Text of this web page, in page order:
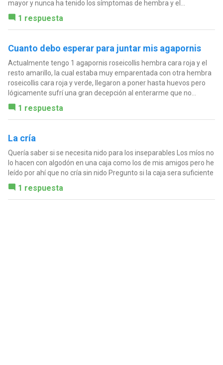
mayor y nunca ha tenido los símptomas de hembra y el...
1 respuesta
Cuanto debo esperar para juntar mis agapornis
Actualmente tengo 1 agapornis roseicollis hembra cara roja y el
resto amarillo, la cual estaba muy emparentada con otra hembra
roseicollis cara roja y verde, llegaron a poner hasta huevos pero
lógicamente sufrí una gran decepción al enterarme que no...
1 respuesta
La cría
Quería saber si se necesita nido para los inseparables Los míos no
lo hacen con algodón en una caja como los de mis amigos pero he
leído por ahí que no cría sin nido Pregunto si la caja sera suficiente
1 respuesta